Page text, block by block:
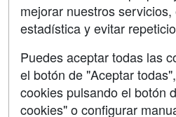
Copyleft
Grupo formazion:
mejorar nuestros
estadística y evitar
Puedes aceptar todas las
el botón de "Aceptar
cookies pulsando el botón
cookies" o configurar